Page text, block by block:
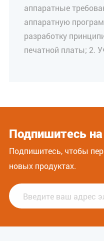
аппаратные
аппаратную
разработку
печатной платы; 2.
Подпишитесь
Подпишитесь, чтобы
новых продуктах.